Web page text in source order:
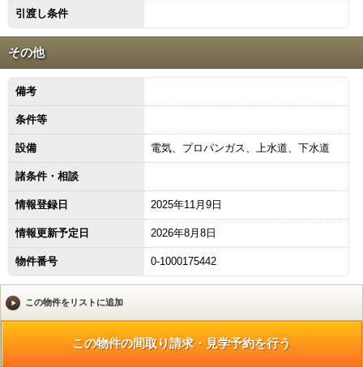
引渡し条件
その他
備考
条件等
設備 電気、プロパンガス、上水道、下水道
諸条件・相談
情報登録日 2025年11月9日
情報更新予定日 2026年8月8日
物件番号 0-1000175442